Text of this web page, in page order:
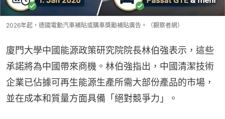
2026年起，德國電動汽車補貼或購車獎勵補貼廣告。（觀察者網）
廈門大學中國能源政策研究院院長林伯強表示，這些
承諾將為中國帶來商機。林伯強指出，中國清潔技術
企業已佔據可再生能源生產所需大部份產品的市場，
並在成本和質量方面具備「絕對競爭力」。